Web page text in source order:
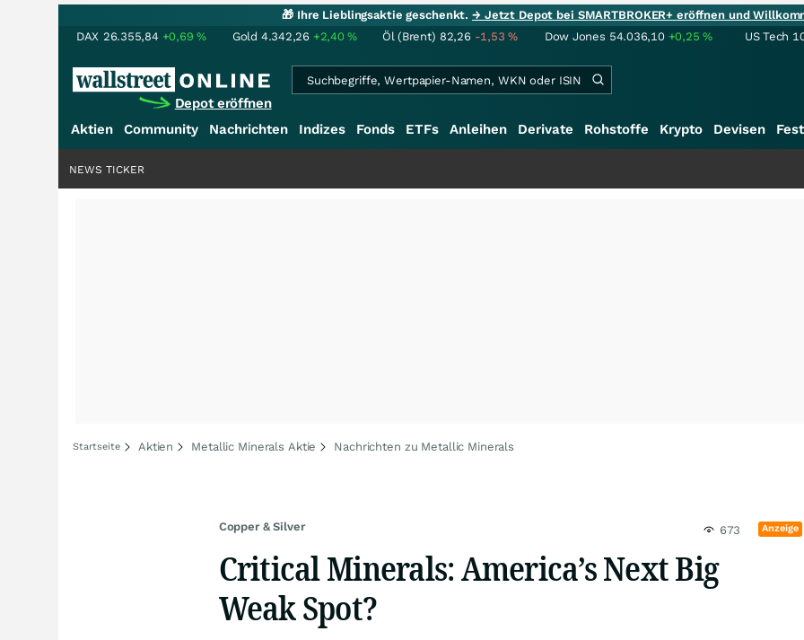
🎁 Ihre Lieblingsaktie geschenkt.→ Jetzt Depot bei SMARTBROKER+ eröffnen und
DAX 26.355,84 +0,69% Gold 4.342,26 +2,40% Öl (Brent) 82,26 -1,53% Dow Jones 54.036,10 +0,25% US Tech
Depot eröffnen
Aktien Community Nachrichten Indizes Fonds ETFs Anleihen Derivate Rohstoffe Krypto Devisen
NEWS TICKER
Startseite Aktien Metallic Minerals Aktie Nachrichten zu Metallic Minerals
Copper & Silver 673 Anzeige
Critical Minerals: America’s Next Big
Weak Spot?